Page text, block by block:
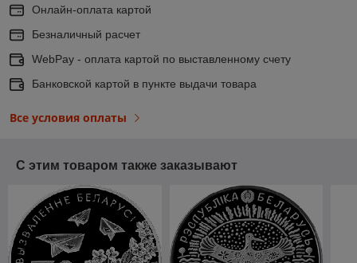
Онлайн-оплата картой
Безналичный расчет
WebPay - оплата картой по выставленному счету
Банковской картой в пункте выдачи товара
Все условия оплаты
С этим товаром также заказывают